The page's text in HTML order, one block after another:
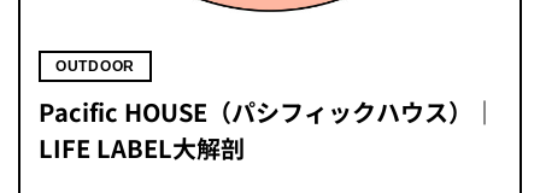
OUTDOOR
Pacific HOUSE（パシフィックハウス）｜
LIFE LABEL大解剖